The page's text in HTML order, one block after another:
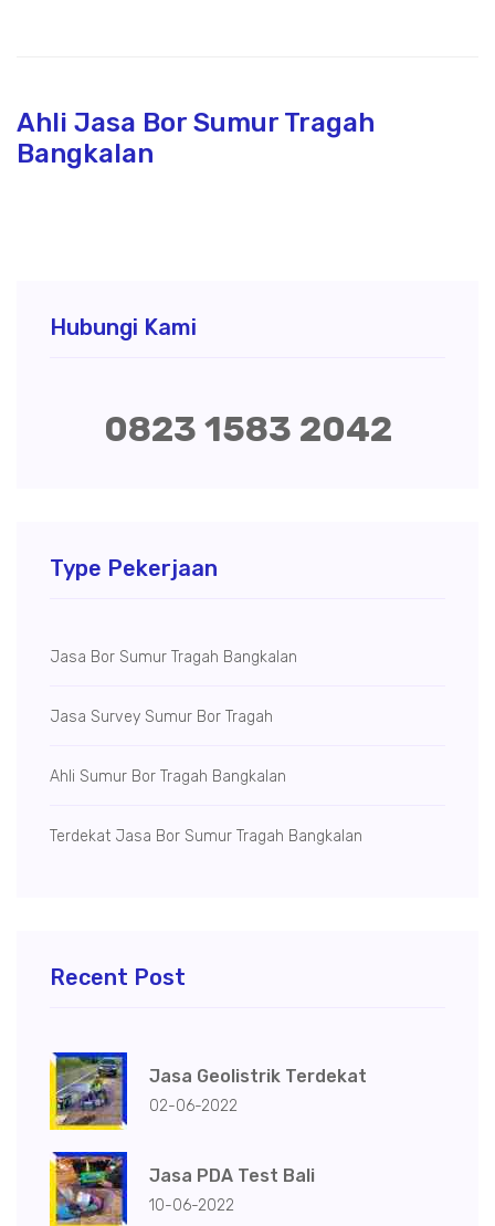
Ahli Jasa Bor Sumur Tragah
Bangkalan
Hubungi Kami
0823 1583 2042
Type Pekerjaan
Jasa Bor Sumur Tragah Bangkalan
Jasa Survey Sumur Bor Tragah
Ahli Sumur Bor Tragah Bangkalan
Terdekat Jasa Bor Sumur Tragah Bangkalan
Recent Post
Jasa Geolistrik Terdekat
02-06-2022
Jasa PDA Test Bali
10-06-2022